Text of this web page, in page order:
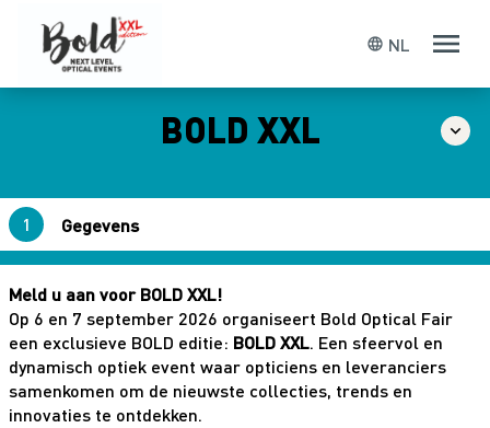
language NL
BOLD XXL
Gegevens
Submit
Meld u aan voor BOLD XXL!
Op 6 en 7 september 2026 organiseert Bold Optical Fair
een exclusieve BOLD editie: BOLD XXL. Een sfeervol en
dynamisch optiek event waar opticiens en leveranciers
samenkomen om de nieuwste collecties, trends en
innovaties te ontdekken.